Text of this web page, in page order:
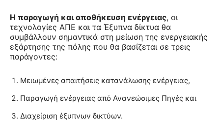
Η παραγωγή και αποθήκευση ενέργειας, οι
τεχνολογίες ΑΠΕ και τα Έξυπνα δίκτυα θα
συμβάλλουν σημαντικά στη μείωση της ενεργειακής
εξάρτησης της πόλης που θα βασίζεται σε τρεις
παράγοντες:
Μειωμένες απαιτήσεις κατανάλωσης ενέργειας,
Παραγωγή ενέργειας από Ανανεώσιμες Πηγές και
Διαχείριση έξυπνων δικτύων.